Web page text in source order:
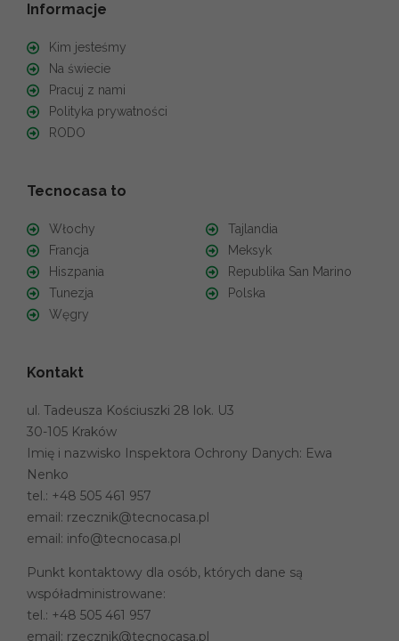
Informacje
Kim jesteśmy
Na świecie
Pracuj z nami
Polityka prywatności
RODO
Tecnocasa to
Włochy
Francja
Hiszpania
Tunezja
Węgry
Tajlandia
Meksyk
Republika San Marino
Polska
Kontakt
ul. Tadeusza Kościuszki 28 lok. U3
30-105 Kraków
Imię i nazwisko Inspektora Ochrony Danych: Ewa
Nenko
tel.: +48 505 461 957
email: rzecznik@tecnocasa.pl
email: info@tecnocasa.pl
Punkt kontaktowy dla osób, których dane są
współadministrowane:
tel.: +48 505 461 957
email: rzecznik@tecnocasa.pl